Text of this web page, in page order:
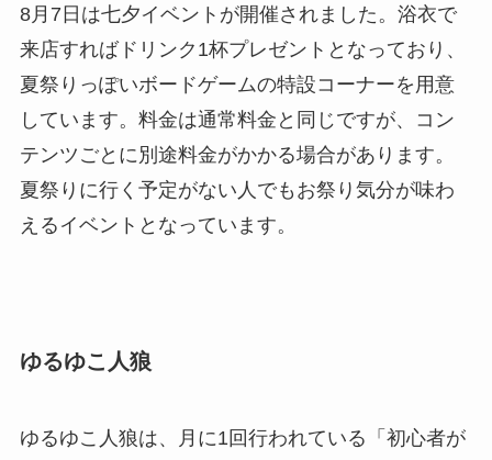
8月7日は七夕イベントが開催されました。浴衣で
来店すればドリンク1杯プレゼントとなっており、
夏祭りっぽいボードゲームの特設コーナーを用意
しています。料金は通常料金と同じですが、コン
テンツごとに別途料金がかかる場合があります。
夏祭りに行く予定がない人でもお祭り気分が味わ
えるイベントとなっています。
ゆるゆこ人狼
ゆるゆこ人狼は、月に1回行われている「初心者が